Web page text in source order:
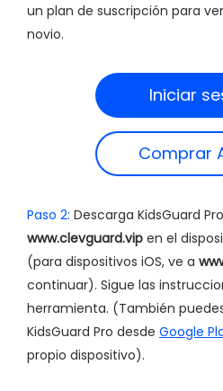
un plan de suscripción para
novio.
Iniciar
Comprar
Paso 2: Descarga KidsGuard
www.clevguard.vip en el
(para dispositivos iOS, ve a
continuar). Sigue las
herramienta. (También
KidsGuard Pro desde Google
propio dispositivo).